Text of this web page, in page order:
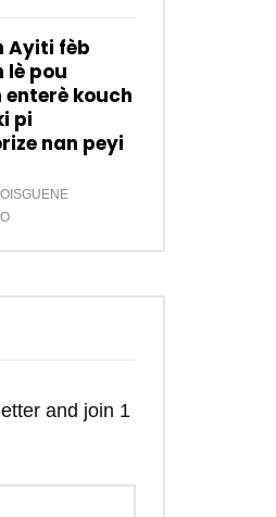
Ayiti fèb
lè pou
enterè kouch
pi
nan peyi
and join 1